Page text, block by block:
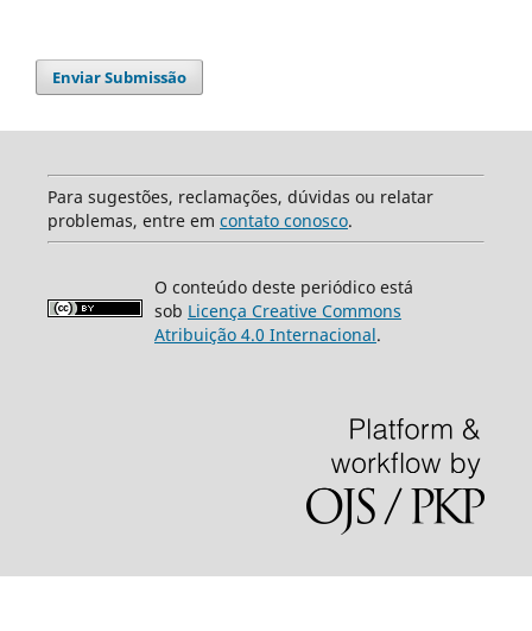
Enviar Submissão
Para sugestões, reclamações, dúvidas ou relatar
problemas, entre em contato conosco.
O conteúdo deste periódico está
sob Licença Creative Commons
Atribuição 4.0 Internacional.